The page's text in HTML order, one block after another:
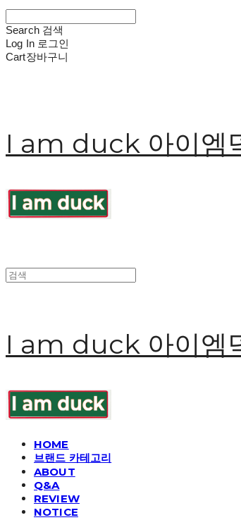
Search 검색
Log In 로그인
Cart장바구니
I am duck 아이엠
I am duck 아이엠
HOME
브랜드 카테고리
ABOUT
Q&A
REVIEW
NOTICE